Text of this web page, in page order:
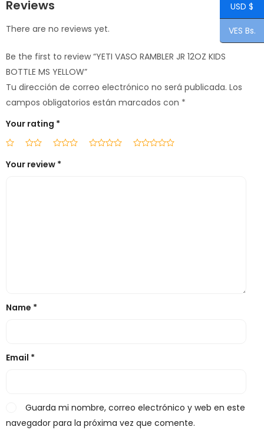
Reviews
There are no reviews yet.
Be the first to review “YETI VASO RAMBLER JR 12OZ KIDS
BOTTLE MS YELLOW”
Tu dirección de correo electrónico no será publicada. Los
campos obligatorios están marcados con *
Your rating *
Your review *
Name *
Email *
Guarda mi nombre, correo electrónico y web en este
navegador para la próxima vez que comente.
USD $
VES Bs.